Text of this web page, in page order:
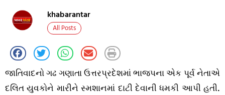
khabarantar
All Posts
જાતિવાદનો ગઢ ગણાતા ઉત્તરપ્રદેશમાં ભાજપના એક પૂર્વ નેતાએ
દલિત યુવકોને મારીને સ્મશાનમાં દાટી દેવાની ધમકી આપી હતી.